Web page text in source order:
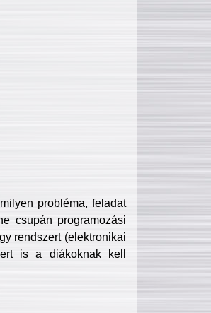
probléma, feladat
csupán programozási
rendszert (elektronikai
is a diákoknak kell